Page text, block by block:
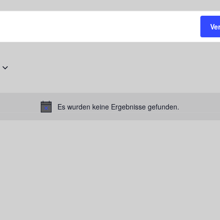
Hinweis
Es wurden keine Ergebnisse gefunden.